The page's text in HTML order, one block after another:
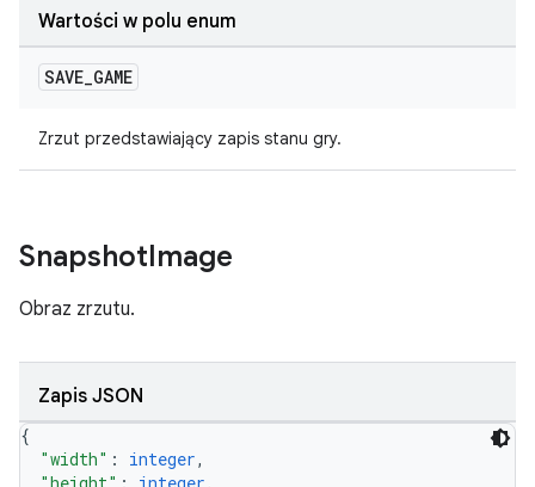
Wartości w polu enum
SAVE_GAME
Zrzut przedstawiający zapis stanu gry.
SnapshotImage
Obraz zrzutu.
Zapis JSON
{
"width" : integer,